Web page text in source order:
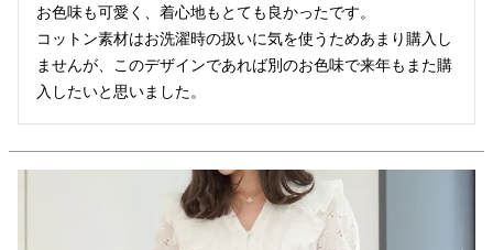
お色味も可愛く、着心地もとても良かったです。
コットン素材はお洗濯時の扱いに気を使うためあまり購入し
ませんが、このデザインであれば別のお色味で来年もまた購
入したいと思いました。